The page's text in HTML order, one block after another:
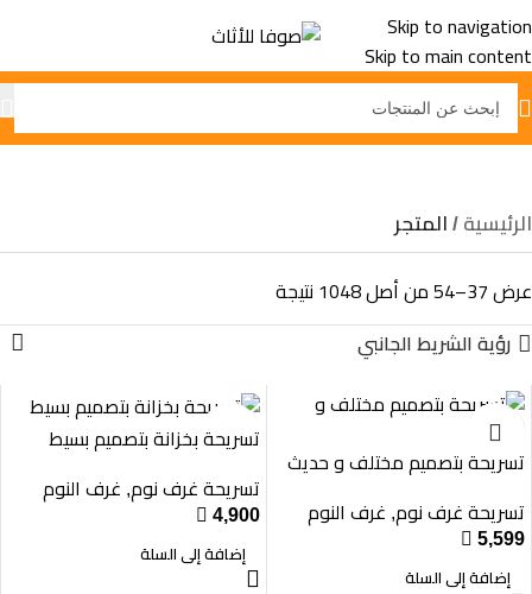
Skip to navigation
Skip to main content
المتجر
الرئيسية المتجر
عرض 37–54 من أصل 1048 نتيجة
رؤية الشريط الجانبي
تسريحة بتصميم مختلف و حديث
تسريحة غرف نوم, غرف النوم
 5,599
إضافة إلى السلة
تسريحة بخزانة بتصميم بسيط
تسريحة غرف نوم, غرف النوم
 4,900
إضافة إلى السلة